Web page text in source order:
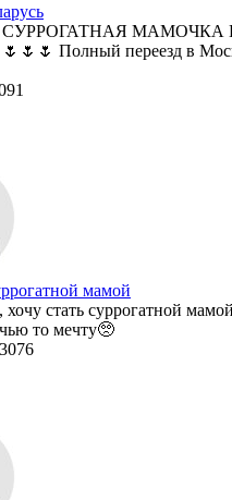
МАМОЧКА
Полный переезд в
мамой
хочу стать суррогатной
то мечту🥺